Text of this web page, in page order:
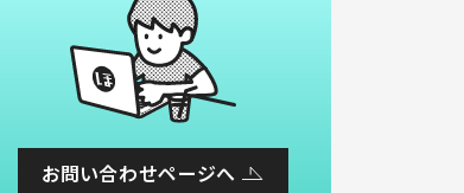
お問い合わせページへ